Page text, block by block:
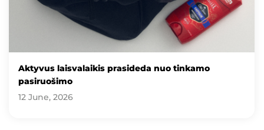
Aktyvus laisvalaikis prasideda nuo tinkamo
pasiruošimo
12 June, 2026